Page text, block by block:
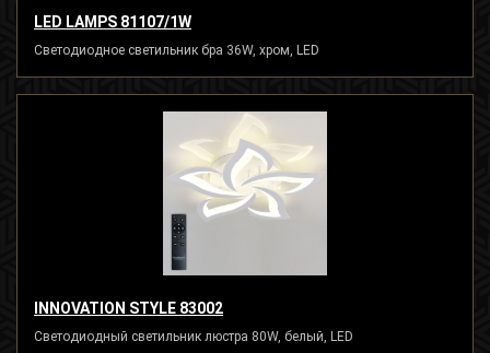
LED LAMPS 81107/1W
Светодиодное светильник бра 36W, хром, LED
INNOVATION STYLE 83002
Светодиодный светильник люстра 80W, белый, LED